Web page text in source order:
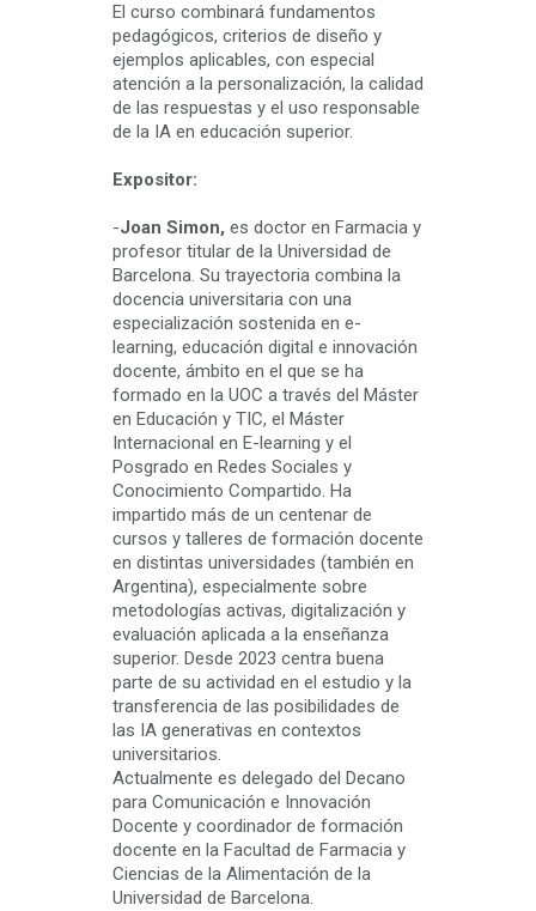
El curso combinará fundamentos
pedagógicos, criterios de diseño y
ejemplos aplicables, con especial
atención a la personalización, la calidad
de las respuestas y el uso responsable
de la IA en educación superior.
Expositor:
-Joan Simon, es doctor en Farmacia y
profesor titular de la Universidad de
Barcelona. Su trayectoria combina la
docencia universitaria con una
especialización sostenida en e-
learning, educación digital e innovación
docente, ámbito en el que se ha
formado en la UOC a través del Máster
en Educación y TIC, el Máster
Internacional en E-learning y el
Posgrado en Redes Sociales y
Conocimiento Compartido. Ha
impartido más de un centenar de
cursos y talleres de formación docente
en distintas universidades (también en
Argentina), especialmente sobre
metodologías activas, digitalización y
evaluación aplicada a la enseñanza
superior. Desde 2023 centra buena
parte de su actividad en el estudio y la
transferencia de las posibilidades de
las IA generativas en contextos
universitarios.
Actualmente es delegado del Decano
para Comunicación e Innovación
Docente y coordinador de formación
docente en la Facultad de Farmacia y
Ciencias de la Alimentación de la
Universidad de Barcelona.